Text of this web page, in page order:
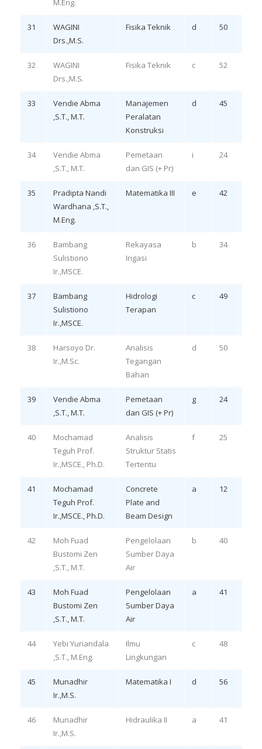
M.Eng.
31
WAGINI
Drs.,M.S.
Fisika Teknik d 50
32
WAGINI
Drs.,M.S.
Fisika Teknik c 52
33
Vendie Abma
,S.T., M.T.
Manajemen
Peralatan
Konstruksi
d 45
34
Vendie Abma
,S.T., M.T.
Pemetaan
dan GIS (+ Pr)
i 24
35
Pradipta Nandi
Wardhana ,S.T.,
M.Eng.
Matematika III e 42
36
Bambang
Sulistiono
Ir.,MSCE.
Rekayasa
Irigasi
b 34
37
Bambang
Sulistiono
Ir.,MSCE.
Hidrologi
Terapan
c 49
38
Harsoyo Dr.
Ir.,M.Sc.
Analisis
Tegangan
Bahan
d 50
39
Vendie Abma
,S.T., M.T.
Pemetaan
dan GIS (+ Pr)
g 24
40
Mochamad
Teguh Prof.
Ir.,MSCE., Ph.D.
Analisis
Struktur Statis
Tertentu
f 25
41
Mochamad
Teguh Prof.
Ir.,MSCE., Ph.D.
Concrete
Plate and
Beam Design
a 12
42
Moh Fuad
Bustomi Zen
,S.T., M.T.
Pengelolaan
Sumber Daya
Air
b 40
43
Moh Fuad
Bustomi Zen
,S.T., M.T.
Pengelolaan
Sumber Daya
Air
a 41
44
Yebi Yuriandala
,S.T., M.Eng.
Ilmu
Lingkungan
c 48
45
Munadhir
Ir.,M.S.
Matematika I d 56
46
Munadhir
Ir.,M.S.
Hidraulika II a 41